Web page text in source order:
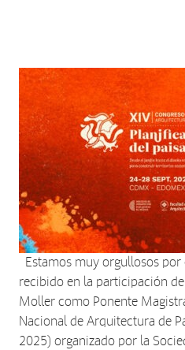
Estamos muy orgullosos
recibido en la participación de
Moller como Ponente
Nacional de Arquitectura de
2025) organizado por la